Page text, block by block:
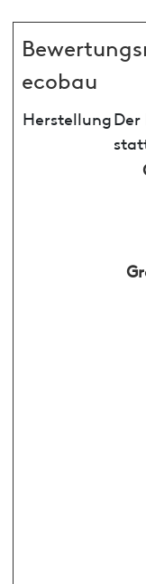
ecobau
HerstellungDer